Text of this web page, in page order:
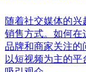
随着社交媒体的
销售方式。如何在
品牌和商家关注的
以短视频为主的